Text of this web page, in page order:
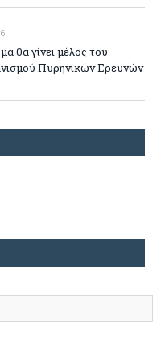
θα γίνει μέλος του
Πυρηνικών Ερευνών